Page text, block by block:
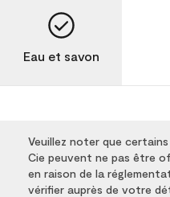
Eau et savon
Veuillez noter que
Cie peuvent ne pas être
en raison de la
vérifier auprès de votre